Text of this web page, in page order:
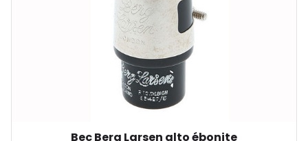
Bec Berg Larsen alto ébonite